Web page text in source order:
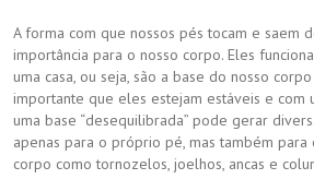
A forma com que nossos pés tocam e saem
importância para o nosso corpo. Eles
uma casa, ou seja, são a base do nosso
importante que eles estejam estáveis e com
uma base “desequilibrada” pode gerar
apenas para o próprio pé, mas também para
corpo como tornozelos, joelhos, ancas e